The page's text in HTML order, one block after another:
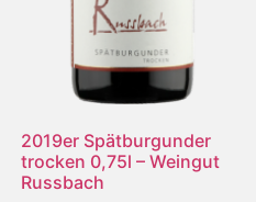
2019er Spätburgunder
trocken 0,75l – Weingut
Russbach